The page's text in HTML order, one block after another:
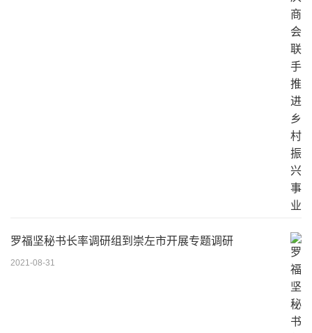
罗福坚秘书长率调研组到崇左市开展专题调研
2021-08-31